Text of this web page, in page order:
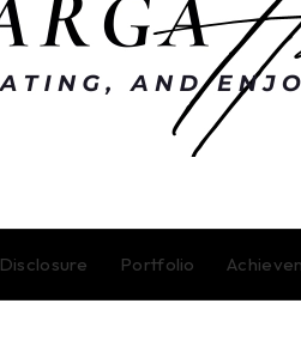
Disclosure Portfolio